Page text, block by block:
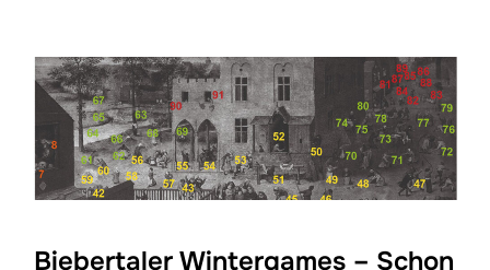
Biebertaler Wintergames – Schon